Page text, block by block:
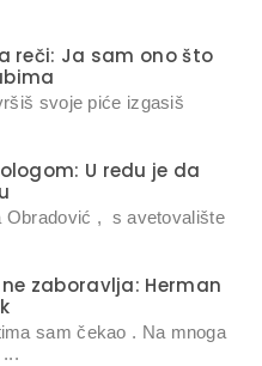
reči: Ja sam ono što
svoje piće izgasiš
U redu je da
, s avetovalište
zaboravlja: Herman
sam čekao . Na mnoga